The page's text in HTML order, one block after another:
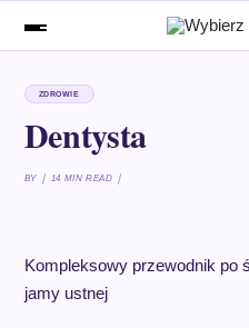
ZDROWIE
Dentysta
BY 14 MIN READ
Kompleksowy przewodnik po
jamy ustnej